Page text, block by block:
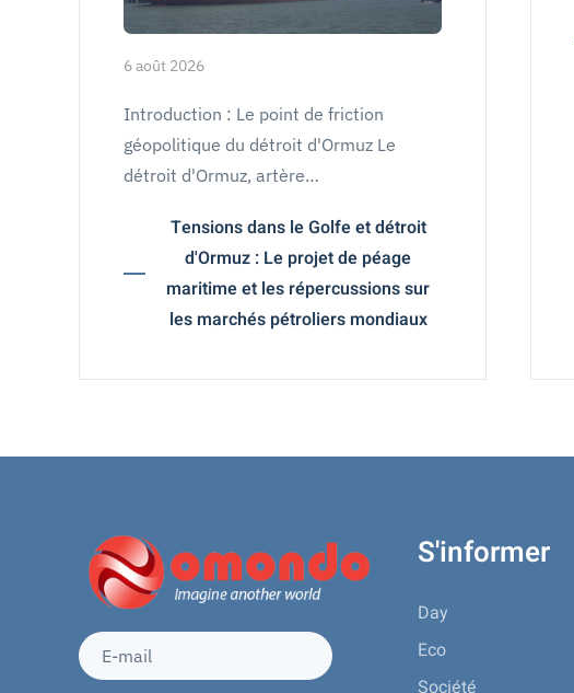
6 août 2026
Introduction : Le point de friction
géopolitique du détroit d'Ormuz Le
détroit d'Ormuz, artère…
Tensions dans le Golfe et détroit
d'Ormuz : Le projet de péage
maritime et les répercussions sur
les marchés pétroliers mondiaux
S'informer
Day
Eco